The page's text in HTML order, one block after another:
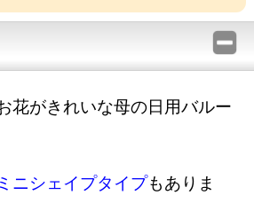
花がきれいな母の日用バルー
ミニシェイプタイプもありま